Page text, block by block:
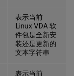
表示当前
Linux VDA 软
件包是全新安
装还是更新的
文本字符串
表示当前